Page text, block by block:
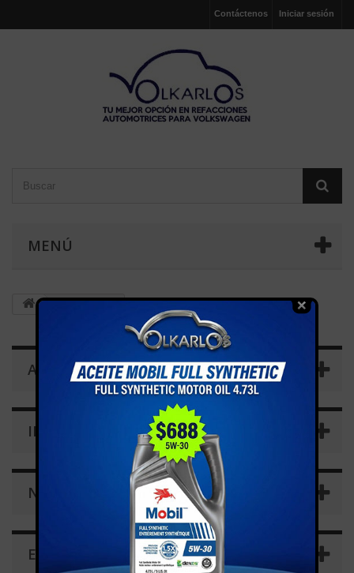
Iniciar sesión
Contáctenos
MENÚ
AFINACION
AFINACION
INFORMACIÓN
NOVEDADES
ETIQUETAS